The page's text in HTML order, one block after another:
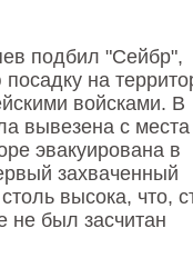
подбил "Сейбр",
на
войсками. В
вывезена с места
эвакуирована в
захваченный
высока, что,
не был засчитан